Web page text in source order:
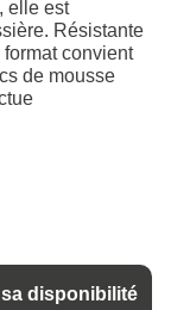
elle est
Résistante
format convient
de mousse
sa disponibilité